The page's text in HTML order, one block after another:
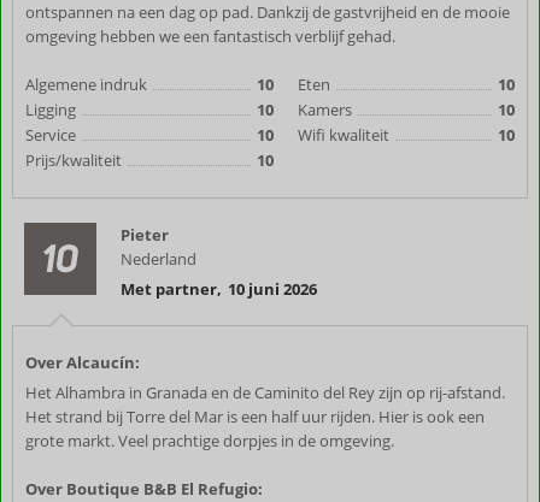
ontspannen na een dag op pad. Dankzij de gastvrijheid en de mooie
omgeving hebben we een fantastisch verblijf gehad.
Algemene indruk
10
Ligging
10
Service
10
Prijs/kwaliteit
10
Eten
10
Kamers
10
Wifi kwaliteit
10
10
Pieter
Nederland
Met partner, 10 juni 2026
Over Alcaucín:
Het Alhambra in Granada en de Caminito del Rey zijn op rij-afstand.
Het strand bij Torre del Mar is een half uur rijden. Hier is ook een
grote markt. Veel prachtige dorpjes in de omgeving.
Over Boutique B&B El Refugio: